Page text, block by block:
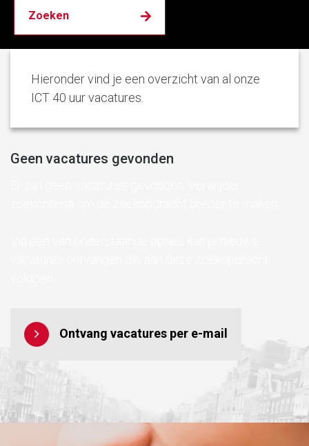
Hieronder vind je een overzicht van al onze
ICT 40 uur vacatures.
Geen vacatures gevonden
Ontvang vacatures per e-mail